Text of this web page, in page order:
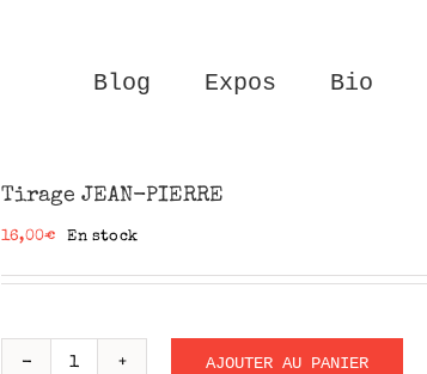
Blog Expos Bio
Tirage JEAN-PIERRE
16,00€ En stock
AJOUTER AU PANIER